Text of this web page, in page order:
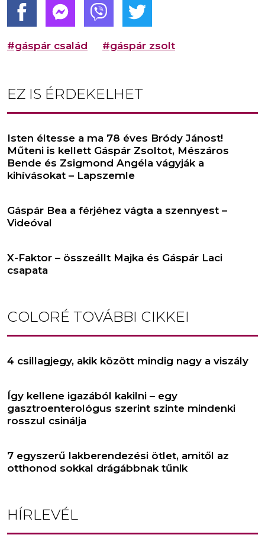
#gáspár család #gáspár zsolt
EZ IS ÉRDEKELHET
Isten éltesse a ma 78 éves Bródy Jánost!
Műteni is kellett Gáspár Zsoltot, Mészáros
Bende és Zsigmond Angéla vágyják a
kihívásokat – Lapszemle
Gáspár Bea a férjéhez vágta a szennyest –
Videóval
X-Faktor – összeállt Majka és Gáspár Laci
csapata
COLORÉ TOVÁBBI CIKKEI
4 csillagjegy, akik között mindig nagy a viszály
Így kellene igazából kakilni – egy
gasztroenterológus szerint szinte mindenki
rosszul csinálja
7 egyszerű lakberendezési ötlet, amitől az
otthonod sokkal drágábbnak tűnik
HÍRLEVÉL